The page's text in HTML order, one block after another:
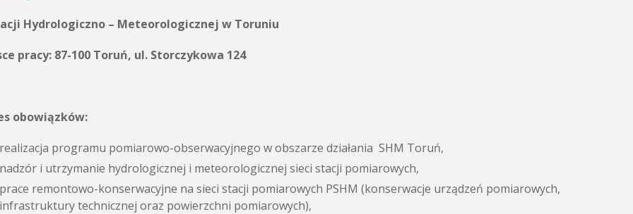
Hydrologiczno – Meteorologicznej w Toruniu
pracy: 87-100 Toruń, ul. Storczykowa 124
obowiązków:
realizacja programu pomiarowo-obserwacyjnego w obszarze działania SHM Toruń,
nadzór i utrzymanie hydrologicznej i meteorologicznej sieci stacji pomiarowych,
prace remontowo-konserwacyjne na sieci stacji pomiarowych PSHM (konserwacje urządzeń pomiarowych,
infrastruktury technicznej oraz powierzchni pomiarowych),